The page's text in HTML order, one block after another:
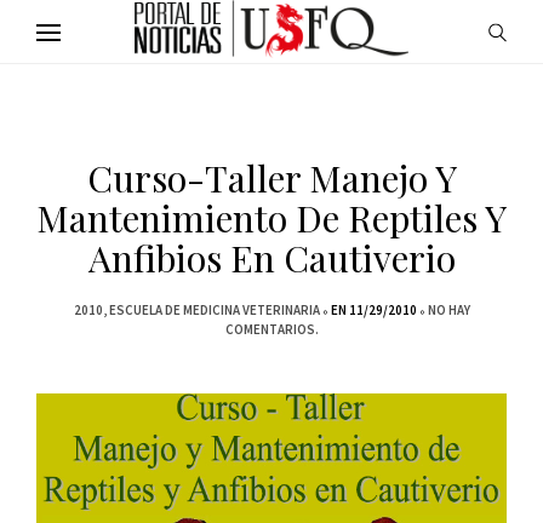
Curso-Taller Manejo Y
Mantenimiento De Reptiles Y
Anfibios En Cautiverio
2010 ESCUELA DE MEDICINA VETERINARIA EN 11/29/2010
NO HAY
COMENTARIOS.